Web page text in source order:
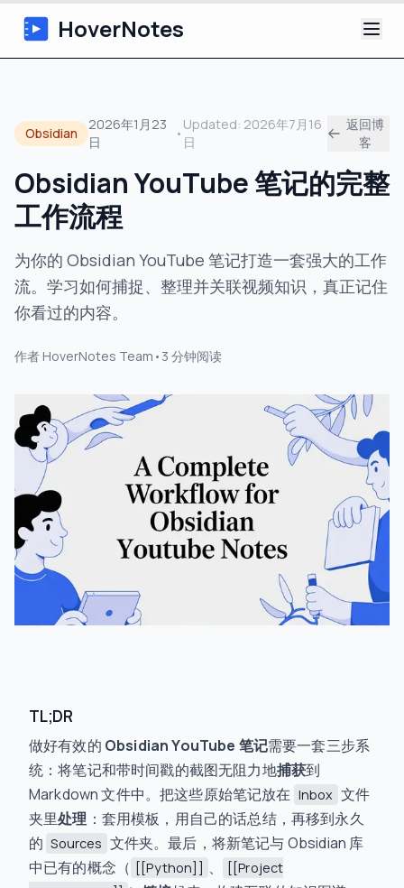
HoverNotes
浏览器扩展
AI 视频笔记
关于
Obsidian
2026年1月23
日
•
Updated: 2026年7月16
日
返回博
客
Obsidian YouTube 笔记的完整
工作流程
为你的 Obsidian YouTube 笔记打造一套强大的工作
流。学习如何捕捉、整理并关联视频知识，真正记住
你看过的内容。
作者 HoverNotes Team • 3 分钟阅读
TL;DR
做好有效的 Obsidian YouTube 笔记需要一套三步系
统：将笔记和带时间戳的截图无阻力地捕获到
Markdown 文件中。把这些原始笔记放在 Inbox 文件
夹里处理 ：套用模板，用自己的话总结，再移到永久
的 Sources 文件夹。最后，将新笔记与 Obsidian 库
中已有的概念（ [[Python]] 、
[[Project